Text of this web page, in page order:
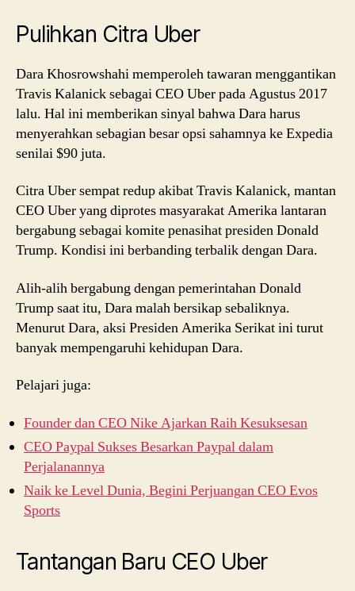
Pulihkan Citra Uber
Dara Khosrowshahi memperoleh tawaran menggantikan
Travis Kalanick sebagai CEO Uber pada Agustus 2017
lalu. Hal ini memberikan sinyal bahwa Dara harus
menyerahkan sebagian besar opsi sahamnya ke Expedia
senilai $90 juta.
Citra Uber sempat redup akibat Travis Kalanick, mantan
CEO Uber yang diprotes masyarakat Amerika lantaran
bergabung sebagai komite penasihat presiden Donald
Trump. Kondisi ini berbanding terbalik dengan Dara.
Alih-alih bergabung dengan pemerintahan Donald
Trump saat itu, Dara malah bersikap sebaliknya.
Menurut Dara, aksi Presiden Amerika Serikat ini turut
banyak mempengaruhi kehidupan Dara.
Pelajari juga:
Founder dan CEO Nike Ajarkan Raih Kesuksesan
CEO Paypal Sukses Besarkan Paypal dalam
Perjalanannya
Naik ke Level Dunia, Begini Perjuangan CEO Evos
Sports
Tantangan Baru CEO Uber